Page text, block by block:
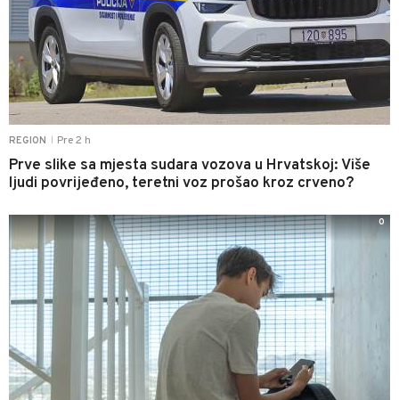
REGION Pre 2 h
Prve slike sa mjesta sudara vozova u Hrvatskoj: Više
ljudi povrijeđeno, teretni voz prošao kroz crveno?
0